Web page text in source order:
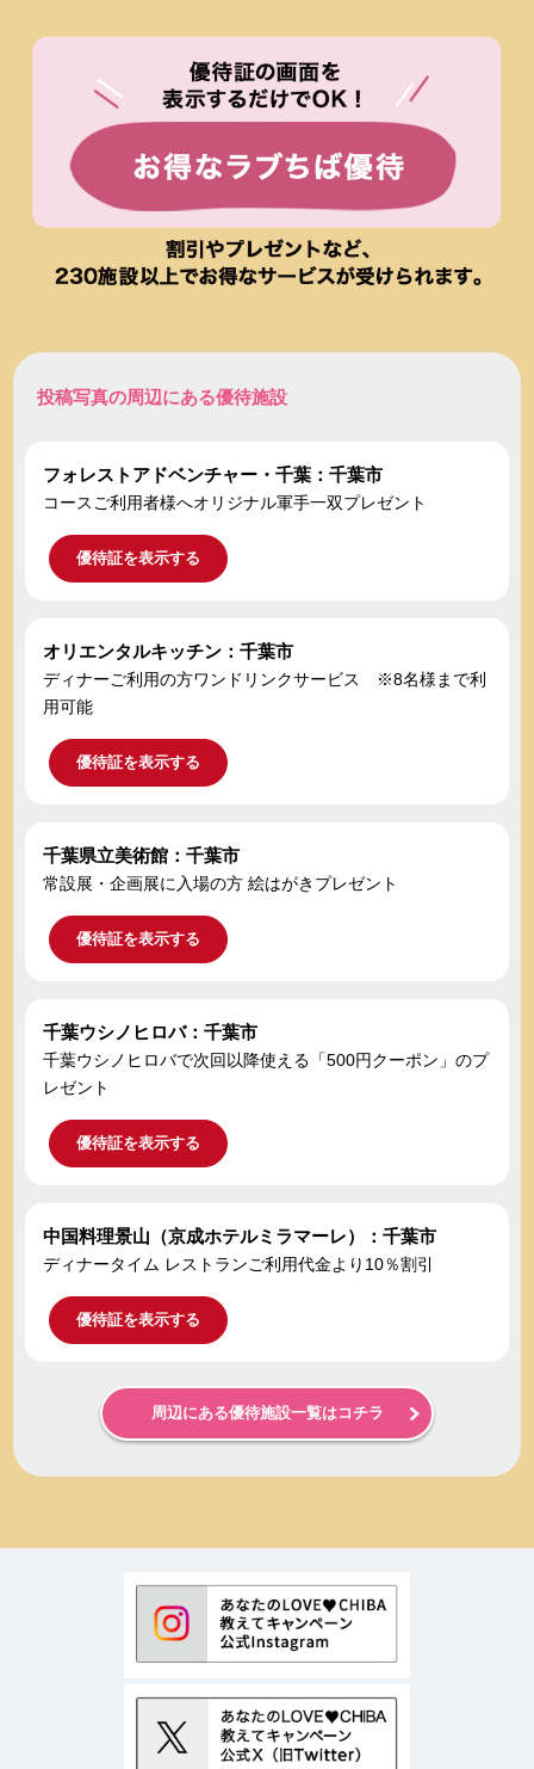
投稿写真の周辺にある優待施設
フォレストアドベンチャー・千葉：千葉市
コースご利用者様へオリジナル軍手一双プレゼント
優待証を表示する
オリエンタルキッチン：千葉市
ディナーご利用の方ワンドリンクサービス ※8名様まで利
用可能
優待証を表示する
千葉県立美術館：千葉市
常設展・企画展に入場の方 絵はがきプレゼント
優待証を表示する
千葉ウシノヒロバ：千葉市
千葉ウシノヒロバで次回以降使える「500円クーポン」のプ
レゼント
優待証を表示する
中国料理景山（京成ホテルミラマーレ）：千葉市
ディナータイム レストランご利用代金より10％割引
優待証を表示する
周辺にある優待施設一覧はコチラ